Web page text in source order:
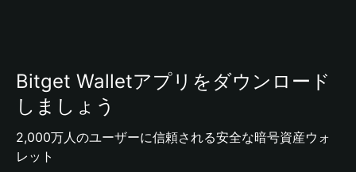
Bitget Walletアプリをダウンロード
しましょう
2,000万人のユーザーに信頼される安全な暗号資産ウォ
レット